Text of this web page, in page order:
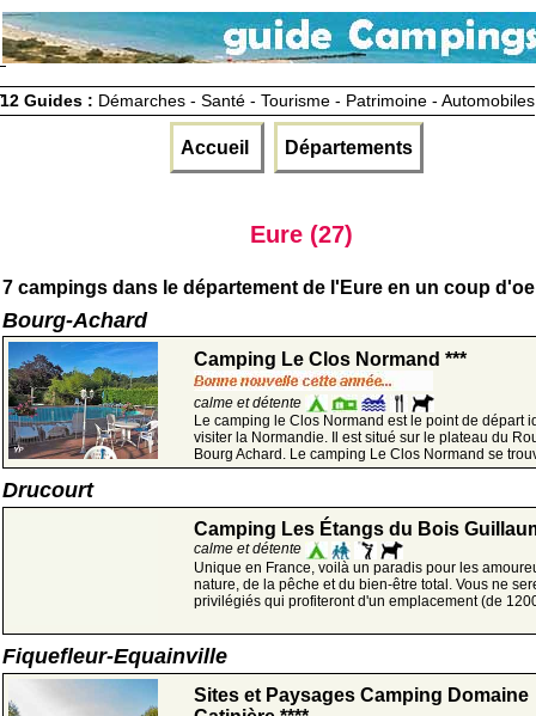
12 Guides : Démarches - Santé - Tourisme - Patrimoine - Automobiles
Accueil Départements
Eure (27)
7 campings dans le département de l'Eure en un coup
Bourg-Achard
Camping Le Clos Normand ***
calme et détente
Le camping le Clos Normand est le point de départ
visiter la Normandie. Il est situé sur le plateau du
Bourg Achard. Le camping Le Clos Normand se
Drucourt
Camping Les Étangs du Bois
calme et détente
Unique en France, voilà un paradis pour les
nature, de la pêche et du bien-être total. Vous ne
privilégiés qui profiteront d'un emplacement (de
Fiquefleur-Equainville
Sites et Paysages Camping Domaine